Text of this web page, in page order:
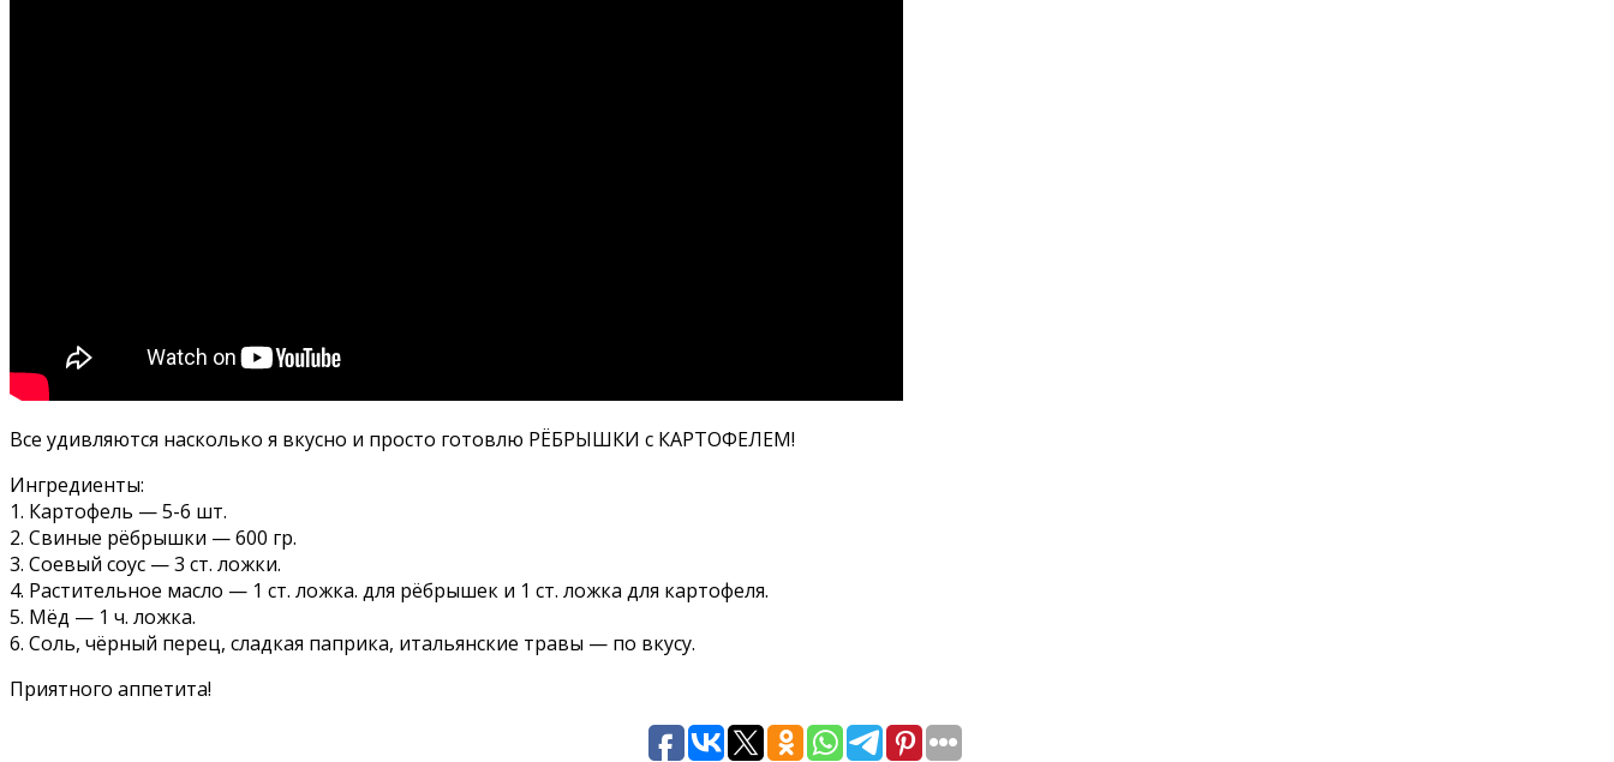
Все удивляются насколько я вкусно и просто готовлю РЁБРЫШКИ с КАРТОФЕЛЕМ!
Ингредиенты:
1. Картофель — 5-6 шт.
2. Свиные рёбрышки — 600 гр.
3. Соевый соус — 3 ст. ложки.
4. Растительное масло — 1 ст. ложка. для рёбрышек и 1 ст. ложка для картофеля.
5. Мёд — 1 ч. ложка.
6. Соль, чёрный перец, сладкая паприка, итальянские травы — по вкусу.
Приятного аппетита!